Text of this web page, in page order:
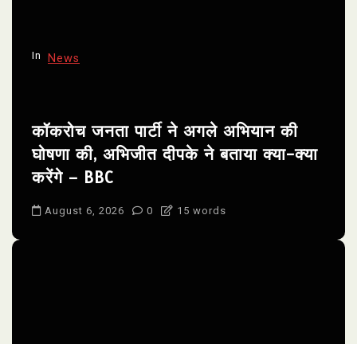
In News
कॉकरोच जनता पार्टी ने अगले अभियान की
घोषणा की, अभिजीत दीपके ने बताया क्या-क्या
करेंगे – BBC
August 6, 2026 0 15 words